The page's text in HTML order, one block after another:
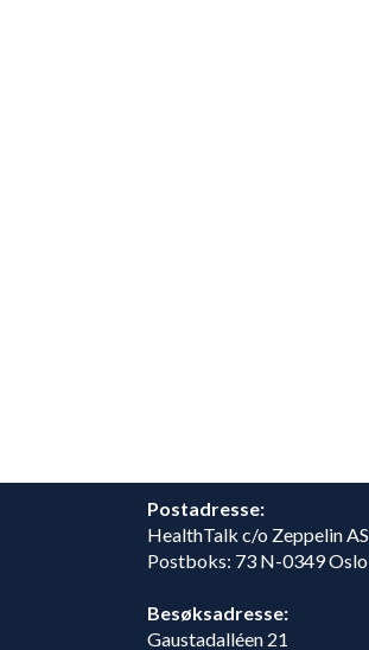
Postadresse:
HealthTalk c/o Zeppelin AS
Postboks: 73 N-0349 Oslo
Besøksadresse:
Gaustadalléen 21